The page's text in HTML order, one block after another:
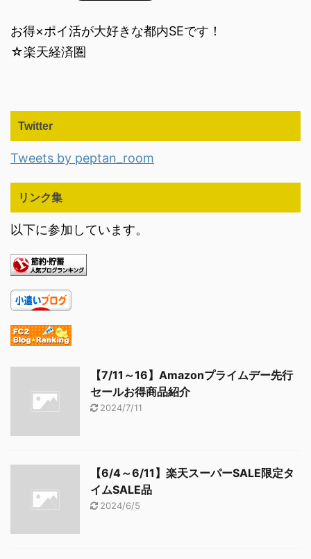
お得×ポイ活が大好きな都内SEです！
☆楽天経済圏
Twitter
Tweets by peptan_room
リンク集
以下に参加しています。
【7/11～16】Amazonプライムデー先行
セールお得商品紹介
2024/7/11
【6/4～6/11】楽天スーパーSALE限定タ
イムSALE品
2024/6/5